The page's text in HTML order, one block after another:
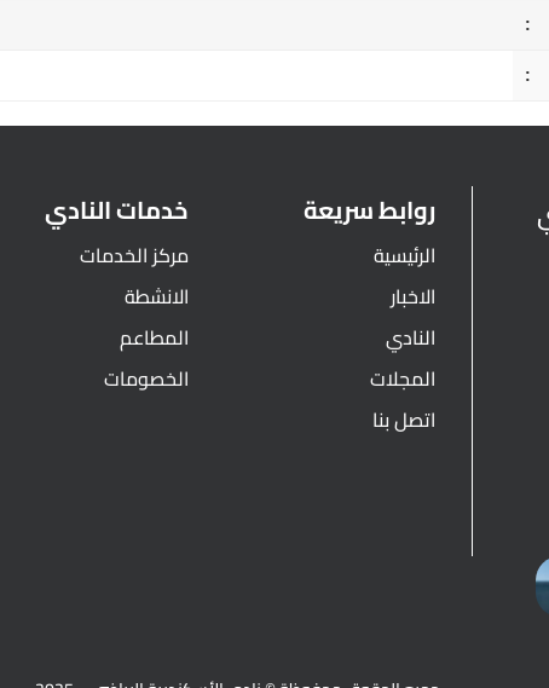
روابط سريعة
الرئيسية
الاخبار
النادي
المجلات
اتصل بنا
خدمات النادي
مركز الخدمات
الانشطة
المطاعم
الخصومات